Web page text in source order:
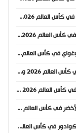
موعد مباراة فرنسا والسنغال في كأس العالم 2026 والقنوات الناقلة
موعد مباراة إيران ونيوزيلندا في كأس العالم 2026 والقنوات الناقلة
موعد مباراة السعودية وأوروغواي في كأس العالم 2026 والقنوات الناقلة
موعد مباراة بلجيكا ومصر في كأس العالم 2026 والقنوات الناقلة
موعد مباراة السويد وتونس في كأس العالم 2026 والقنوات الناقلة
موعد مباراة إسبانيا والرأس الأخضر في كأس العالم 2026 والقنوات الناقلة
موعد مباراة ساحل العاج والإكوادور في كأس العالم 2026 والقنوات الناقلة